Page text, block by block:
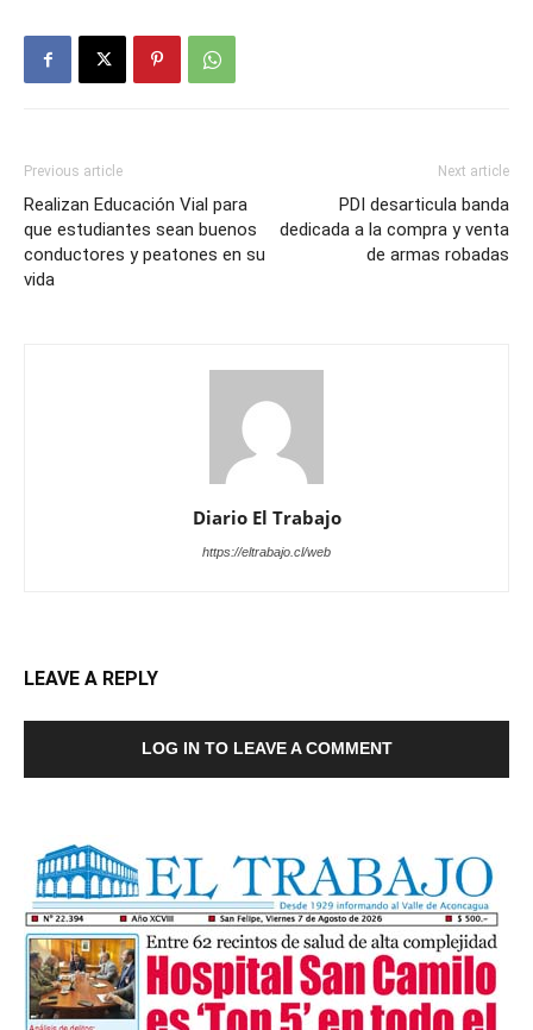
Previous article
Realizan Educación Vial para
que estudiantes sean buenos
conductores y peatones en su
vida
Next article
PDI desarticula banda
dedicada a la compra y venta
de armas robadas
Diario El Trabajo
https://eltrabajo.cl/web
LEAVE A REPLY
LOG IN TO LEAVE A COMMENT